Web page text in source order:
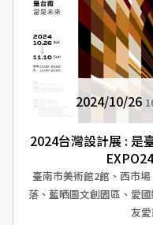
2024/10/26
2024台灣設計展 : 是
臺南市美術館2館、西市
落、藍晒圖文創園區、愛
友